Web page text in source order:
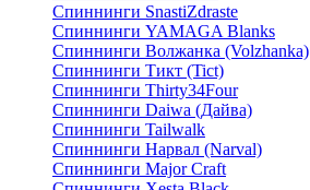
Спиннинги SnastiZdraste
Спиннинги YAMAGA Blanks
Спиннинги Волжанка (Volzhanka)
Спиннинги Тикт (Tict)
Спиннинги Thirty34Four
Спиннинги Daiwa (Дайва)
Спиннинги Tailwalk
Спиннинги Нарвал (Narval)
Спиннинги Major Craft